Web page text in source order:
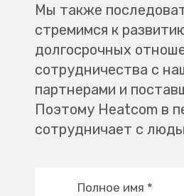
Мы также
стремимся к
долгосрочных
сотрудничества с
партнерами и
Поэтому Heatcom в
сотрудничает с
Полное имя *